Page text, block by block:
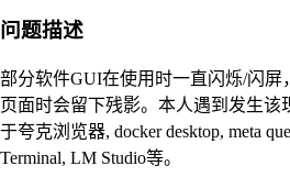
问题描述
部分软件GUI在使用时一直闪烁/闪屏
页面时会留下残影。本人遇到发生该
于夸克浏览器, docker desktop, meta
Terminal, LM Studio等。